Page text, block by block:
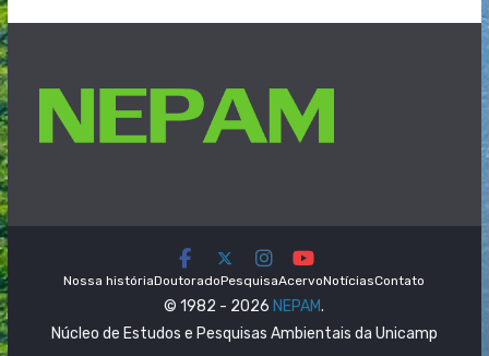
Nossa históriaDoutoradoPesquisaAcervoNotíciasContato
© 1982 - 2026 NEPAM.
Núcleo de Estudos e Pesquisas Ambientais da Unicamp